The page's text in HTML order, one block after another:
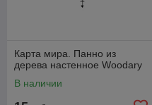
Карта мира. Панно из
дерева настенное Woodary
В наличии